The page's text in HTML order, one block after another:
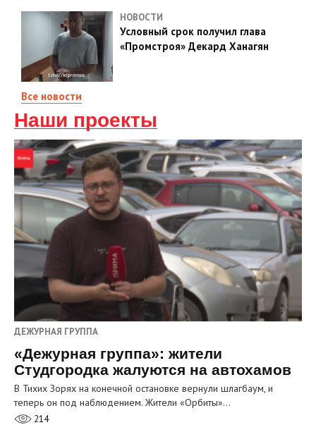
НОВОСТИ
Условный срок получил глава
«Промстроя» Декард Ханагян
Все новости
Наши проекты
ДЕЖУРНАЯ ГРУППА
«Дежурная группа»: жители
Студгородка жалуются на автохамов
В Тихих Зорях на конечной остановке вернули шлагбаум, и
теперь он под наблюдением. Жители «Орбиты»…
214